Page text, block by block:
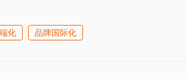
化 品牌国际化